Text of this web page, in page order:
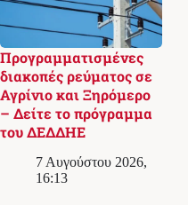
Προγραμματισμένες
διακοπές ρεύματος σε
Αγρίνιο και Ξηρόμερο
– Δείτε το πρόγραμμα
του ΔΕΔΔΗΕ
7 Αυγούστου 2026,
16:13